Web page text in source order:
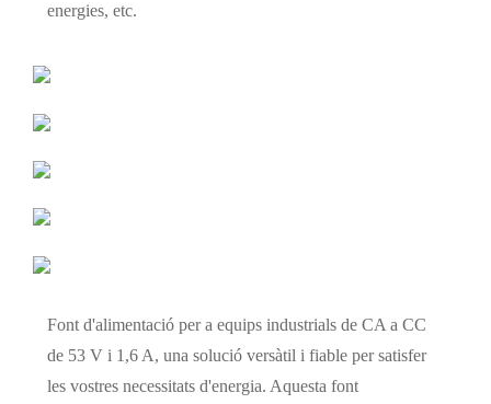
energies, etc.
Font d'alimentació per a equips industrials de CA a CC
de 53 V i 1,6 A, una solució versàtil i fiable per satisfer
les vostres necessitats d'energia. Aquesta font